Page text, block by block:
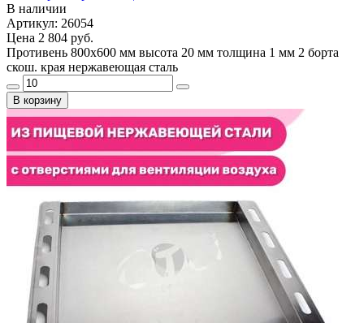
В наличии
Артикул: 26054
Цена 2 804 руб.
Противень 800х600 мм высота 20 мм толщина 1 мм 2 борта
скош. края нержавеющая сталь
В корзину